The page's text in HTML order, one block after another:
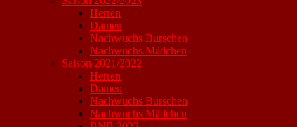
Herren
Damen
Nachwuchs Burschen
Nachwuchs Mädchen
Saison 2021/2022
Herren
Damen
Nachwuchs Burschen
Nachwuchs Mädchen